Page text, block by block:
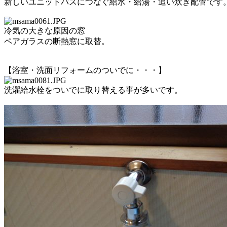
新しいユニットバスにつなぐ給水・給湯・追い炊き配管です
冷気の大きな原因の窓
ペアガラスの断熱窓に取替。
【浴室・洗面リフォームのついでに・・・】
洗濯給水栓をついでに取り替える事が多いです。